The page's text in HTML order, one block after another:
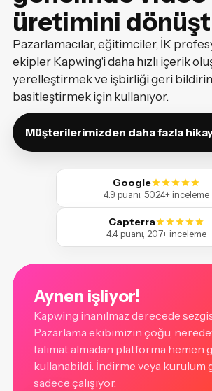
üretimini
Pazarlamacılar, eğitimciler, İK
ekipler Kapwing'i daha hızlı içerik
yerelleştirmek ve işbirliği geri
basitleştirmek için kullanıyor.
Müşterilerimizden daha fazla
Google
4.9 puanı, 5024+ inceleme
Capterra
4.4 puanı, 207+ inceleme
Aynen işliyor!
Kapwing inanılmaz derecede
Pazarlama ekibimizin çoğu,
talimat almadan platforma hemen
kullanabildi. İndirme veya kurulum
sadece çalışıyor.